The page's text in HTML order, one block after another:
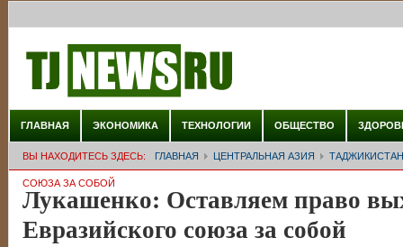
ГЛАВНАЯ ЭКОНОМИКА ТЕХНОЛОГИИ ОБЩЕСТВО
ВЫ НАХОДИТЕСЬ ЗДЕСЬ: ГЛАВНАЯ ЦЕНТРАЛЬНАЯ АЗИЯ ТАДЖИКИСТАН
СОЮЗА ЗА СОБОЙ
Лукашенко: Оставляем право
Евразийского союза за собой